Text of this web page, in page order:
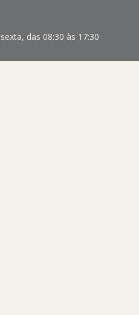
das 08:30 às 17:30